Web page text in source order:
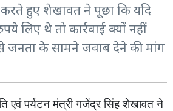
हुए शेखावत ने पूछा कि यदि
लिए थे तो कार्रवाई क्यों नहीं
जनता के सामने जवाब देने की मांग
एवं पर्यटन मंत्री गजेंद्र सिंह शेखावत ने